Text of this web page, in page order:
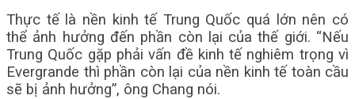
Thực tế là nền kinh tế Trung Quốc quá lớn nên có
thể ảnh hưởng đến phần còn lại của thế giới. “Nếu
Trung Quốc gặp phải vấn đề kinh tế nghiêm trọng vì
Evergrande thì phần còn lại của nền kinh tế toàn cầu
sẽ bị ảnh hưởng”, ông Chang nói.